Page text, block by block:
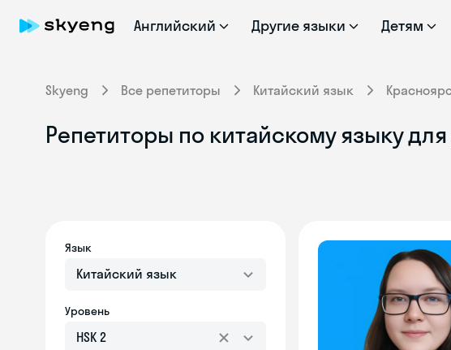
Английский Другие языки Детям
Skyeng Все репетиторы Китайский язык
Репетиторы по китайскому языку
Язык
Китайский язык
Уровень
HSK 2